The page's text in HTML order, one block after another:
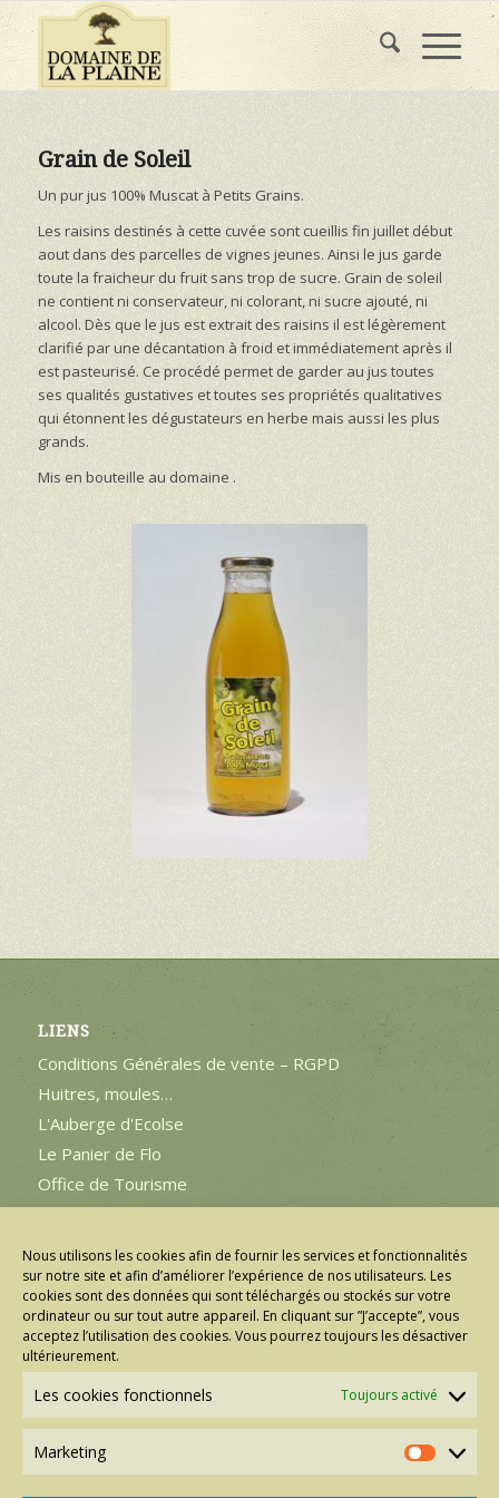
Nous utilisons les cookies afin de fournir les services et fonctionnalités
sur notre site et afin d’améliorer l’expérience de nos utilisateurs. Les
cookies sont des données qui sont téléchargés ou stockés sur votre
ordinateur ou sur tout autre appareil. En cliquant sur ”J’accepte”, vous
acceptez l’utilisation des cookies. Vous pourrez toujours les désactiver
ultérieurement.
Les cookies fonctionnels Toujours activé
Marketing
Grain de Soleil
Un pur jus 100% Muscat à Petits Grains.
Les raisins destinés à cette cuvée sont cueillis fin juillet début
aout dans des parcelles de vignes jeunes. Ainsi le jus garde
toute la fraicheur du fruit sans trop de sucre. Grain de soleil
ne contient ni conservateur, ni colorant, ni sucre ajouté, ni
alcool. Dès que le jus est extrait des raisins il est légèrement
clarifié par une décantation à froid et immédiatement après il
est pasteurisé. Ce procédé permet de garder au jus toutes
ses qualités gustatives et toutes ses propriétés qualitatives
qui étonnent les dégustateurs en herbe mais aussi les plus
grands.
Mis en bouteille au domaine .
LIENS
Conditions Générales de vente – RGPD
Huitres, moules…
L'Auberge d'Ecolse
Le Panier de Flo
Office de Tourisme
Politique de cookies
Qualité Tourisme
Thau Info